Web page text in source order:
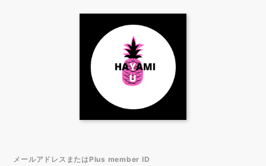
メールアドレスまたはPlus member ID